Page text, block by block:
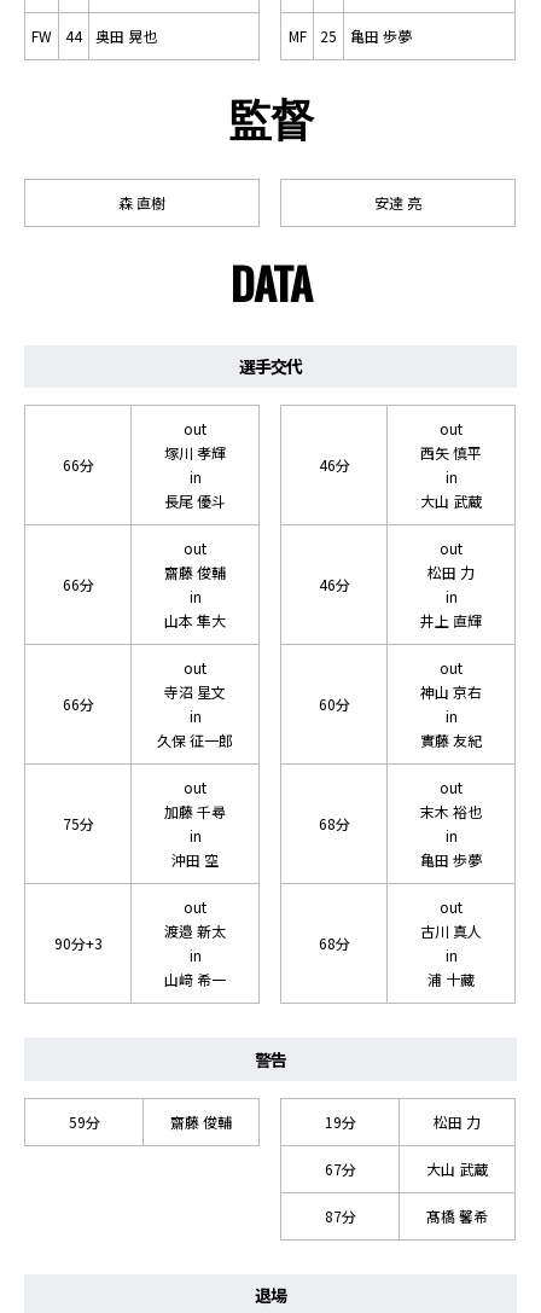
FW 44 奥田 晃也 MF 25 亀田 歩夢
監督
森 直樹 安達 亮
DATA
選手交代
66分
out
塚川 孝輝
in
長尾 優斗
66分
out
齋藤 俊輔
in
山本 隼大
66分
out
寺沼 星文
in
久保 征一郎
75分
out
加藤 千尋
in
沖田 空
90分+3
out
渡邉 新太
in
山﨑 希一
46分
out
西矢 慎平
in
大山 武蔵
46分
out
松田 力
in
井上 直輝
60分
out
神山 京右
in
實藤 友紀
68分
out
末木 裕也
in
亀田 歩夢
68分
out
古川 真人
in
浦 十藏
警告
59分 齋藤 俊輔 19分 松田 力
67分 大山 武蔵
87分 髙橋 馨希
退場